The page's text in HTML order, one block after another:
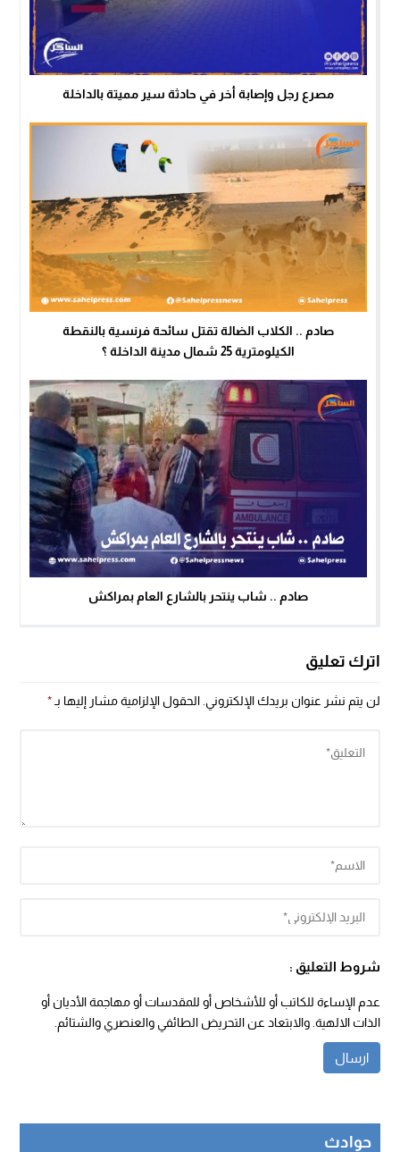
مصرع رجل وإصابة أخر في حادثة سير مميتة بالداخلة
صادم .. الكلاب الضالة تقتل سائحة فرنسية بالنقطة
الكيلومترية 25 شمال مدينة الداخلة ؟
صادم .. شاب ينتحر بالشارع العام بمراكش
اترك تعليق
لن يتم نشر عنوان بريدك الإلكتروني. الحقول الإلزامية مشار إليها بـ*
شروط التعليق :
عدم الإساءة للكاتب أو للأشخاص أو للمقدسات أو مهاجمة الأديان أو
الذات الالهية. والابتعاد عن التحريض الطائفي والعنصري والشتائم.
حوادث